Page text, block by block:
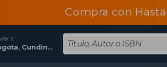
Compra con
a
Bogota, Cundinamarca